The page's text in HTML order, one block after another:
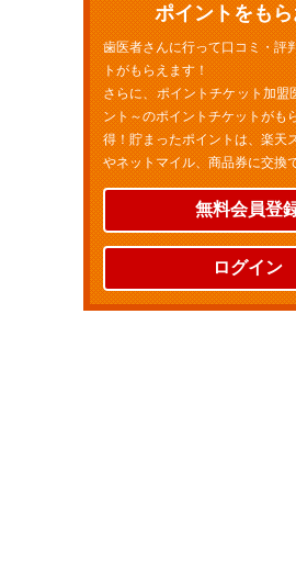
ポイントをも
歯医者さんに行って口コミ・評
トがもらえます！
さらに、ポイントチケット加盟
ント～のポイントチケットがも
得！貯まったポイントは、楽天
やネットマイル、商品券に交換
無料会員登
ログイン